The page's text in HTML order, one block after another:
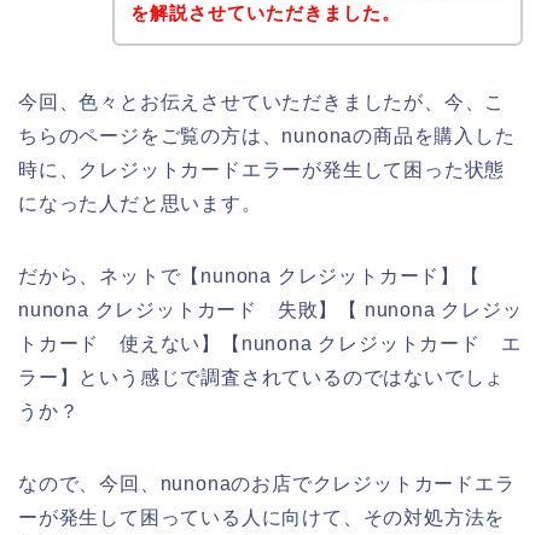
を解説させていただきました。
今回、色々とお伝えさせていただきましたが、今、こ
ちらのページをご覧の方は、nunonaの商品を購入した
時に、クレジットカードエラーが発生して困った状態
になった人だと思います。
だから、ネットで【nunona クレジットカード】【
nunona クレジットカード 失敗】【 nunona クレジッ
トカード 使えない】【nunona クレジットカード エ
ラー】という感じで調査されているのではないでしょ
うか？
なので、今回、nunonaのお店でクレジットカードエラ
ーが発生して困っている人に向けて、その対処方法を